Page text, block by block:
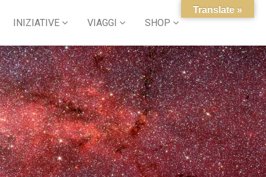
INIZIATIVE VIAGGI SHOP
Translate »